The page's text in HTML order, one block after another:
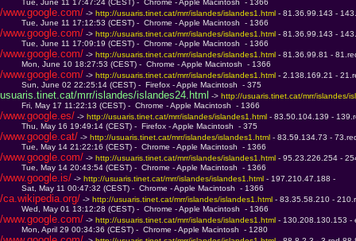
Tue, June 11 17:47:24 (CEST) -  Chrome - Apple Macintosh  - 1366
/www.google.com/ -> http://usuaris.tinet.cat/mrr/islandes/islandes1.html - 81.36.99.143 -
Tue, June 11 17:12:53 (CEST) -  Chrome - Apple Macintosh  - 1366
/www.google.com/ -> http://usuaris.tinet.cat/mrr/islandes/islandes1.html - 81.36.99.143 -
Tue, June 11 17:09:19 (CEST) -  Chrome - Apple Macintosh  - 1366
/www.google.com/ -> http://usuaris.tinet.cat/mrr/islandes/islandes1.html - 81.36.99.81 -
Mon, June 10 18:27:53 (CEST) -  Chrome - Apple Macintosh  - 1366
/www.google.com/ -> http://usuaris.tinet.cat/mrr/islandes/islandes1.html - 2.138.169.21 -
Sun, June 02 22:25:14 (CEST) -  Firefox - Apple Macintosh  - 375
usuaris.tinet.cat/mrr/islandes/islandes24.html -> http://usuaris.tinet.cat/mrr/islandes/
Fri, May 17 11:22:13 (CEST) -  Chrome - Apple Macintosh  - 1366
/www.google.es/ -> http://usuaris.tinet.cat/mrr/islandes/islandes1.html - 83.50.104.139 -
Thu, May 16 19:49:14 (CEST) -  Firefox - Apple Macintosh  - 375
/www.google.cat/ -> http://usuaris.tinet.cat/mrr/islandes/islandes1.html - 83.59.134.73 -
Tue, May 14 21:22:16 (CEST) -  Chrome - Apple Macintosh  - 1366
/www.google.com/ -> http://usuaris.tinet.cat/mrr/islandes/islandes1.html - 95.23.226.254 -
Tue, May 14 20:43:54 (CEST) -  Chrome - Apple Macintosh  - 1366
/www.google.is/ -> http://usuaris.tinet.cat/mrr/islandes/islandes1.html - 197.210.47.188 -
Sat, May 11 00:47:32 (CEST) -  Chrome - Apple Macintosh  - 1366
/ca.wikipedia.org/ -> http://usuaris.tinet.cat/mrr/islandes/islandes1.html - 83.35.58.210 -
Wed, May 01 13:12:28 (CEST) -  Chrome - Apple Macintosh  - 1366
/www.google.com/ -> http://usuaris.tinet.cat/mrr/islandes/islandes1.html - 130.208.130.153 -
Mon, April 29 00:34:36 (CEST) -  Chrome - Apple Macintosh  - 1280